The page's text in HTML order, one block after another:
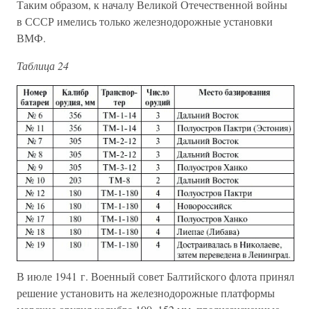
Таким образом, к началу Великой Отечественной войны
в СССР имелись только железнодорожные установки
ВМФ.
Таблица 24
В июле 1941 г. Военный совет Балтийского флота принял
решение установить на железнодорожные платформы